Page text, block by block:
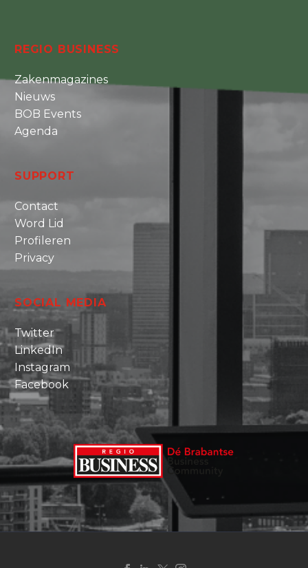
REGIO BUSINESS
Zakenmagazines
Nieuws
BOB Events
Agenda
SUPPORT
Contact
Word Lid
Profileren
Privacy
SOCIAL MEDIA
Twitter
LinkedIn
Instagram
Facebook